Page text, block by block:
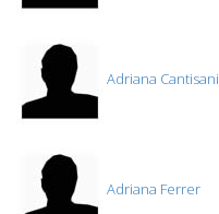
Adriana Cantisani
Adriana Ferrer